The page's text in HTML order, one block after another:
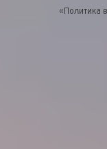
«Политика